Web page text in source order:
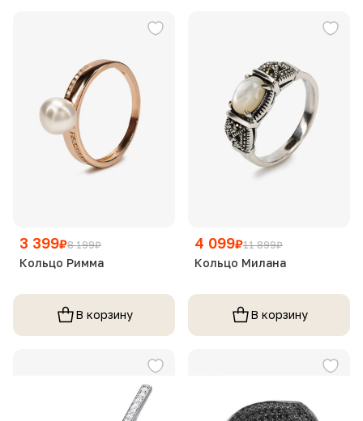
3 399₽8 199₽
Кольцо Римма
В корзину
4 099₽11 899₽
Кольцо Милана
В корзину